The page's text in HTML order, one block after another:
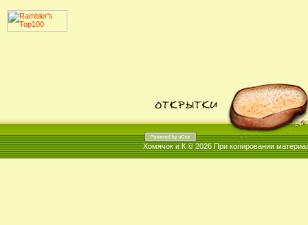
Хомячок и К © 2026При копировании